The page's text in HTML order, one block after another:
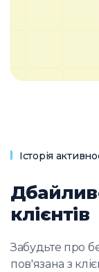
Історія
клієнтів
Забудьте про
пов'язана з